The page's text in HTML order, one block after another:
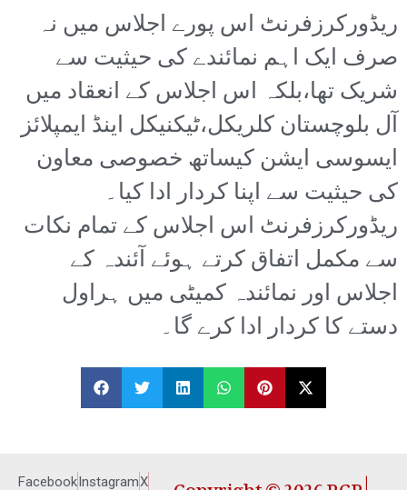
ریڈورکرزفرنٹ اس پورے اجلاس میں نہ
صرف ایک اہم نمائندے کی حیثیت سے
شریک تھا،بلکہ اس اجلاس کے انعقاد میں
آل بلوچستان کلریکل،ٹیکنیکل اینڈ ایمپلائز
ایسوسی ایشن کیساتھ خصوصی معاون
کی حیثیت سے اپنا کردار ادا کیا۔
ریڈورکرزفرنٹ اس اجلاس کے تمام نکات
سے مکمل اتفاق کرتے ہوئے آئندہ کے
اجلاس اور نمائندہ کمیٹی میں ہراول
دستے کا کردار ادا کرے گا۔
Facebook InstagramX